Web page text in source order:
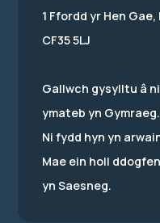
1 Ffordd yr Hen
CF35 5LJ
Gallwch gysylltu â
ymateb yn Gymraeg.
Ni fydd hyn yn
Mae ein holl
yn Saesneg.